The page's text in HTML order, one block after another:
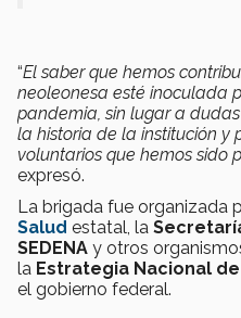
“El saber que hemos
neoleonesa esté inoculada
pandemia, sin lugar a
la historia de la institución y
voluntarios que hemos sido
expresó.
La brigada fue organizada
Salud estatal, la
SEDENA y otros
la Estrategia Nacional
el gobierno federal.